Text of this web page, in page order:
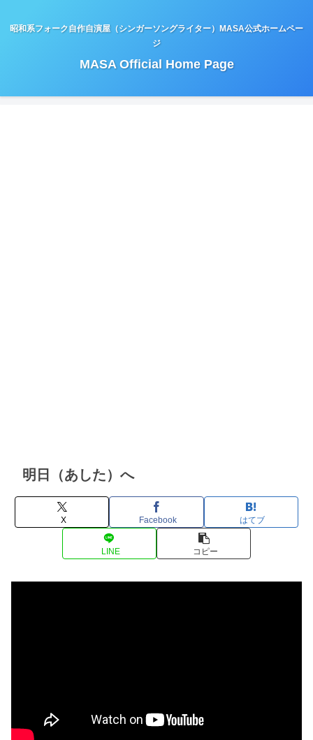
昭和系フォーク自作自演屋（シンガーソングライター）MASA公式ホームペー
ジ
MASA Official Home Page
明日（あした）へ
X Facebook はてブ
LINE コピー